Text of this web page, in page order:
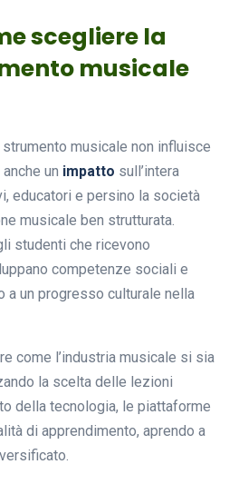
scegliere la
musicale
musicale non influisce
un impatto sull’intera
educatori e persino la società
musicale ben strutturata.
studenti che ricevono
competenze sociali e
a un progresso culturale nella
come l’industria musicale si sia
la scelta delle lezioni
della tecnologia, le piattaforme
di apprendimento, aprendo a